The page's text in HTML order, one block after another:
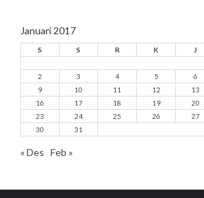
Januari 2017
S S R K J
2
3 4 5 6
9
10 11 12 13
16
17 18 19 20
23
24 25 26 27
30
31
« Des Feb »